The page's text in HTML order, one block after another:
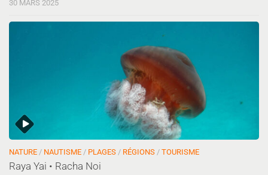
30 MARS 2025
NATURE / NAUTISME / PLAGES / RÉGIONS / TOURISME
Raya Yai • Racha Noi